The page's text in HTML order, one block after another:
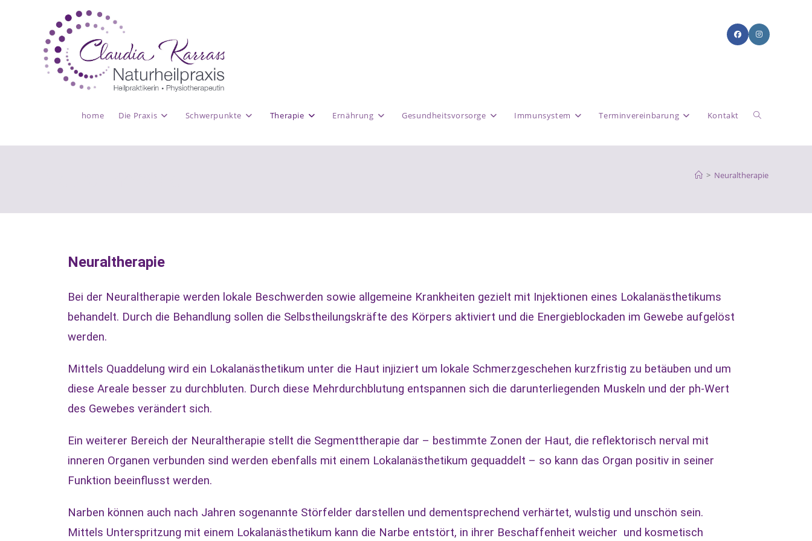
home Die Praxis Schwerpunkte Therapie Ernährung Gesundheitsvorsorge Immunsystem Terminvereinbarung Kontakt
> Neuraltherapie
Neuraltherapie
Bei der Neuraltherapie werden lokale Beschwerden sowie allgemeine Krankheiten gezielt mit Injektionen eines Lokalanästhetikums
behandelt. Durch die Behandlung sollen die Selbstheilungskräfte des Körpers aktiviert und die Energieblockaden im Gewebe aufgelöst
werden.
Mittels Quaddelung wird ein Lokalanästhetikum unter die Haut injiziert um lokale Schmerzgeschehen kurzfristig zu betäuben und um
diese Areale besser zu durchbluten. Durch diese Mehrdurchblutung entspannen sich die darunterliegenden Muskeln und der ph-Wert
des Gewebes verändert sich.
Ein weiterer Bereich der Neuraltherapie stellt die Segmenttherapie dar – bestimmte Zonen der Haut, die reflektorisch nerval mit
inneren Organen verbunden sind werden ebenfalls mit einem Lokalanästhetikum gequaddelt – so kann das Organ positiv in seiner
Funktion beeinflusst werden.
Narben können auch nach Jahren sogenannte Störfelder darstellen und dementsprechend verhärtet, wulstig und unschön sein.
Mittels Unterspritzung mit einem Lokalanästhetikum kann die Narbe entstört, in ihrer Beschaffenheit weicher und kosmetisch